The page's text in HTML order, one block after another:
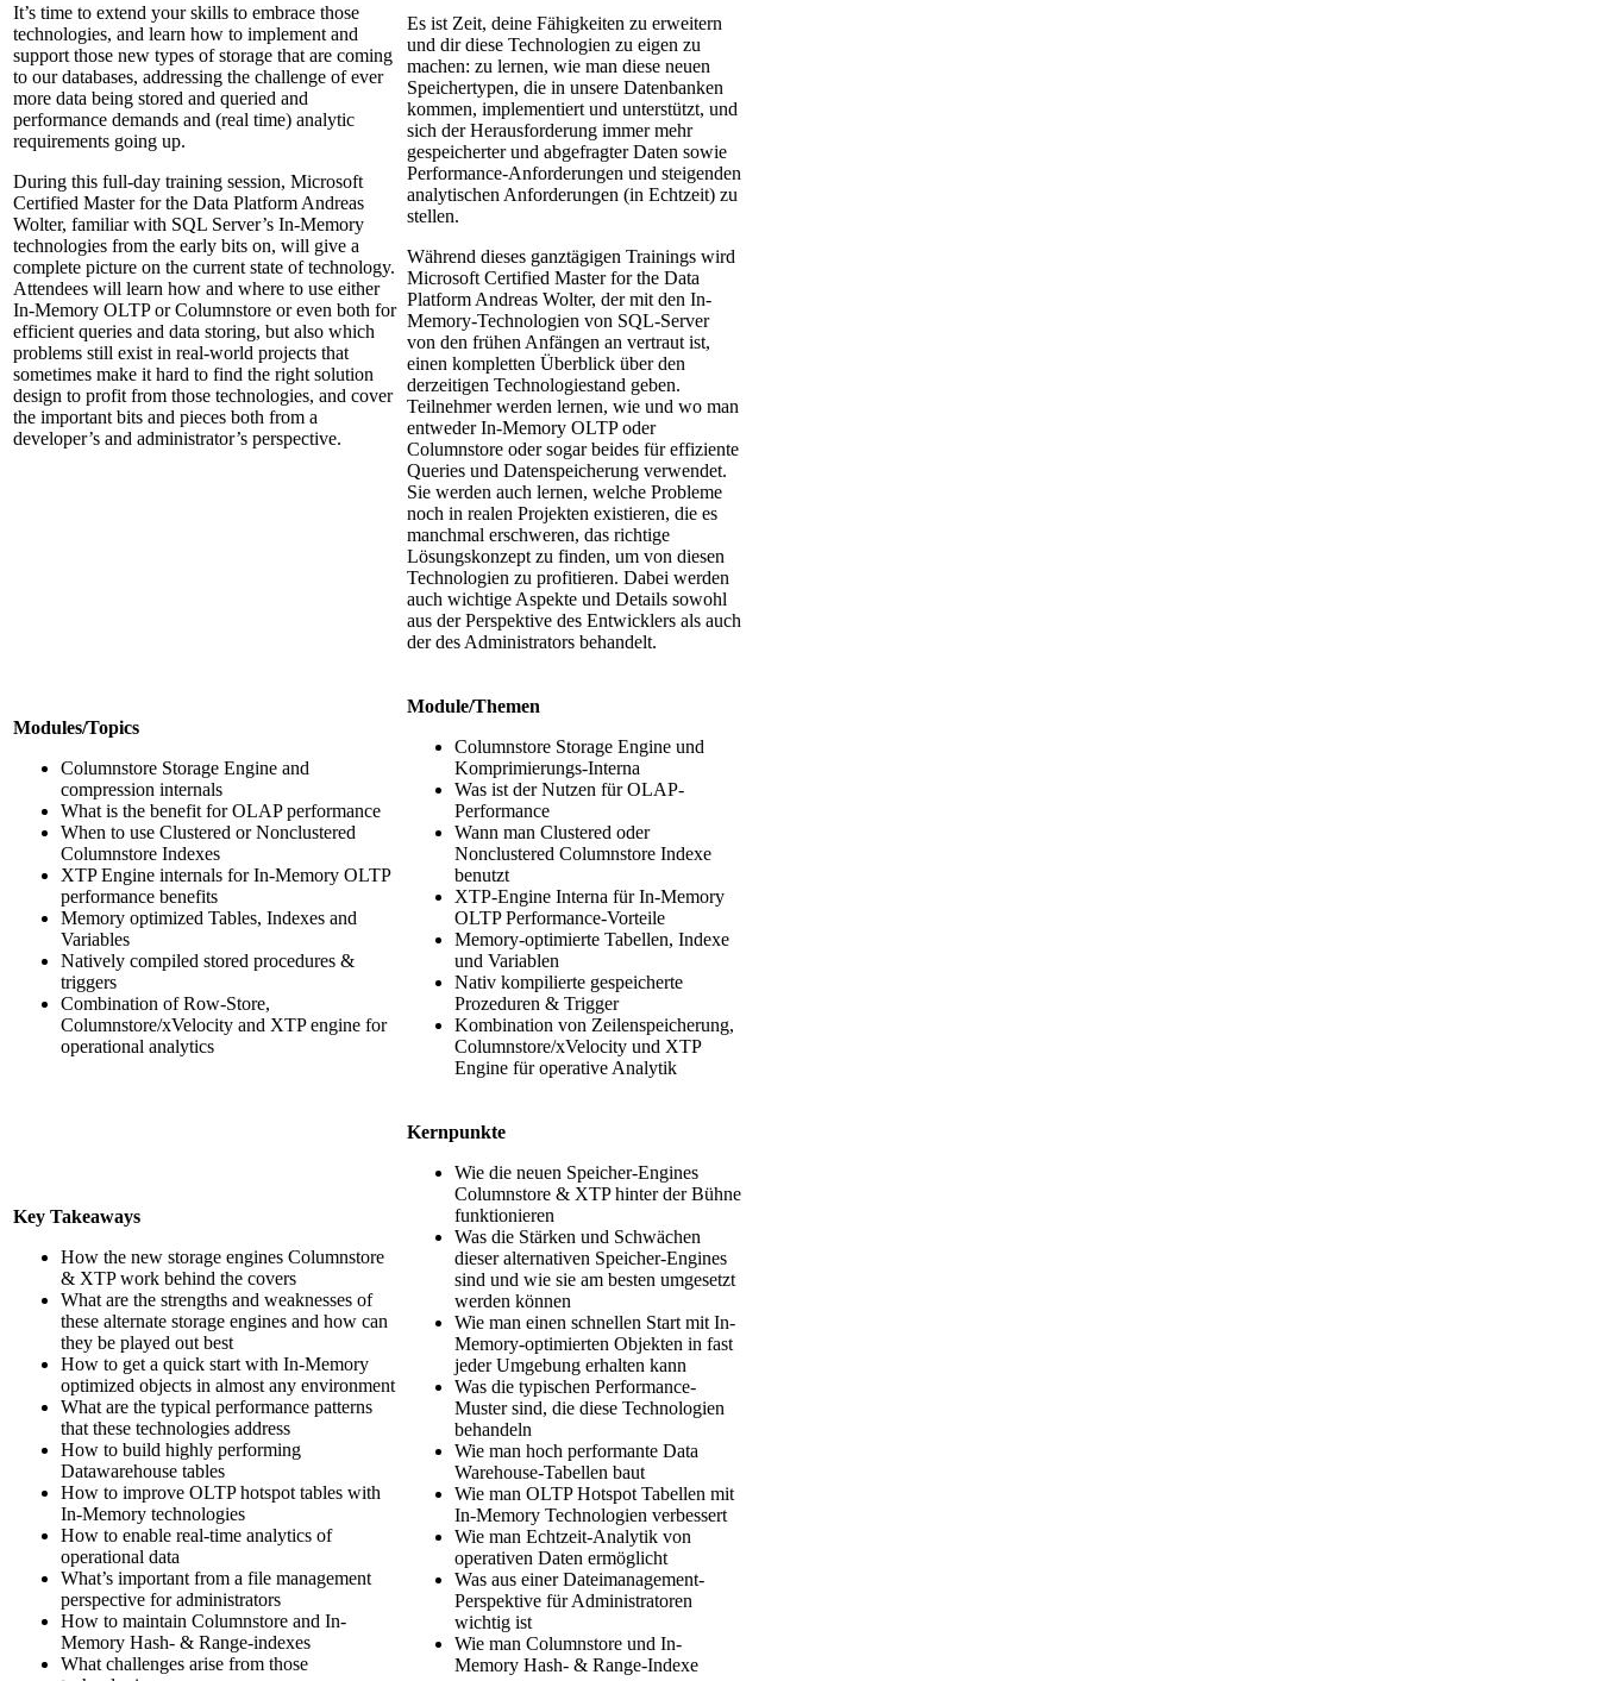
It’s time to extend your skills to embrace those
technologies, and learn how to implement and
support those new types of storage that are coming
to our databases, addressing the challenge of ever
more data being stored and queried and
performance demands and (real time) analytic
requirements going up.
During this full-day training session, Microsoft
Certified Master for the Data Platform Andreas
Wolter, familiar with SQL Server’s In-Memory
technologies from the early bits on, will give a
complete picture on the current state of technology.
Attendees will learn how and where to use either
In-Memory OLTP or Columnstore or even both for
efficient queries and data storing, but also which
problems still exist in real-world projects that
sometimes make it hard to find the right solution
design to profit from those technologies, and cover
the important bits and pieces both from a
developer’s and administrator’s perspective.
Es ist Zeit, deine Fähigkeiten zu erweitern
und dir diese Technologien zu eigen zu
machen: zu lernen, wie man diese neuen
Speichertypen, die in unsere Datenbanken
kommen, implementiert und unterstützt, und
sich der Herausforderung immer mehr
gespeicherter und abgefragter Daten sowie
Performance-Anforderungen und steigenden
analytischen Anforderungen (in Echtzeit) zu
stellen.
Während dieses ganztägigen Trainings wird
Microsoft Certified Master for the Data
Platform Andreas Wolter, der mit den In-
Memory-Technologien von SQL-Server
von den frühen Anfängen an vertraut ist,
einen kompletten Überblick über den
derzeitigen Technologiestand geben.
Teilnehmer werden lernen, wie und wo man
entweder In-Memory OLTP oder
Columnstore oder sogar beides für effiziente
Queries und Datenspeicherung verwendet.
Sie werden auch lernen, welche Probleme
noch in realen Projekten existieren, die es
manchmal erschweren, das richtige
Lösungskonzept zu finden, um von diesen
Technologien zu profitieren. Dabei werden
auch wichtige Aspekte und Details sowohl
aus der Perspektive des Entwicklers als auch
der des Administrators behandelt.
Modules/Topics
Columnstore Storage Engine and
compression internals
What is the benefit for OLAP performance
When to use Clustered or Nonclustered
Columnstore Indexes
XTP Engine internals for In-Memory OLTP
performance benefits
Memory optimized Tables, Indexes and
Variables
Natively compiled stored procedures &
triggers
Combination of Row-Store,
Columnstore/xVelocity and XTP engine for
operational analytics
Module/Themen
Columnstore Storage Engine und
Komprimierungs-Interna
Was ist der Nutzen für OLAP-
Performance
Wann man Clustered oder
Nonclustered Columnstore Indexe
benutzt
XTP-Engine Interna für In-Memory
OLTP Performance-Vorteile
Memory-optimierte Tabellen, Indexe
und Variablen
Nativ kompilierte gespeicherte
Prozeduren & Trigger
Kombination von Zeilenspeicherung,
Columnstore/xVelocity und XTP
Engine für operative Analytik
Key Takeaways
How the new storage engines Columnstore
& XTP work behind the covers
What are the strengths and weaknesses of
these alternate storage engines and how can
they be played out best
How to get a quick start with In-Memory
optimized objects in almost any environment
What are the typical performance patterns
that these technologies address
How to build highly performing
Datawarehouse tables
How to improve OLTP hotspot tables with
In-Memory technologies
How to enable real-time analytics of
operational data
What’s important from a file management
perspective for administrators
How to maintain Columnstore and In-
Memory Hash- & Range-indexes
What challenges arise from those
Kernpunkte
Wie die neuen Speicher-Engines
Columnstore & XTP hinter der Bühne
funktionieren
Was die Stärken und Schwächen
dieser alternativen Speicher-Engines
sind und wie sie am besten umgesetzt
werden können
Wie man einen schnellen Start mit In-
Memory-optimierten Objekten in fast
jeder Umgebung erhalten kann
Was die typischen Performance-
Muster sind, die diese Technologien
behandeln
Wie man hoch performante Data
Warehouse-Tabellen baut
Wie man OLTP Hotspot Tabellen mit
In-Memory Technologien verbessert
Wie man Echtzeit-Analytik von
operativen Daten ermöglicht
Was aus einer Dateimanagement-
Perspektive für Administratoren
wichtig ist
Wie man Columnstore und In-
Memory Hash- & Range-Indexe